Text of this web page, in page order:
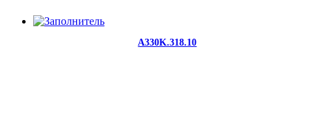
A330K.318.10